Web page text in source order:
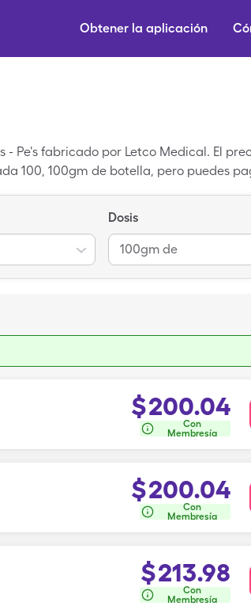
Obtener la aplicación
Pe's fabricado por Letco Medical. El
100, 100gm de botella, pero puedes
la versión de marca de Pentoxifilina.
Dosis
100gm de
$200.04
Con
Membresía
$200.04
Con
Membresía
$213.98
Con
Membresía